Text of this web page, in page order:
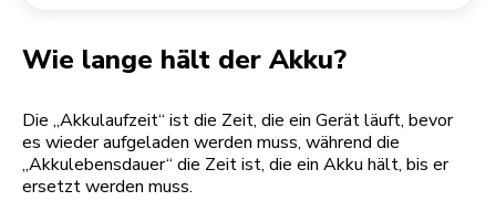
Wie lange hält der Akku?
Die „Akkulaufzeit“ ist die Zeit, die ein Gerät läuft, bevor
es wieder aufgeladen werden muss, während die
„Akkulebensdauer“ die Zeit ist, die ein Akku hält, bis er
ersetzt werden muss.